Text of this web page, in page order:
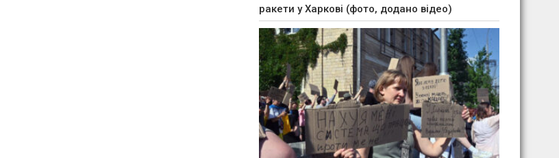
ракети у Харкові (фото, додано відео)